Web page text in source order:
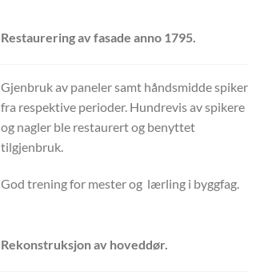
Restaurering av fasade anno 1795.
Gjenbruk av paneler samt håndsmidde spiker
fra respektive perioder. Hundrevis av spikere
og nagler ble restaurert og benyttet
tilgjenbruk.
God trening for mester og lærling i byggfag.
Rekonstruksjon av hoveddør.